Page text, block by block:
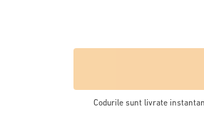
Codurile sunt livrate